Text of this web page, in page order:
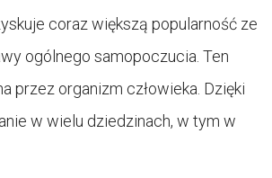
coraz większą popularność ze
ogólnego samopoczucia. Ten
przez organizm człowieka. Dzięki
w wielu dziedzinach, w tym w